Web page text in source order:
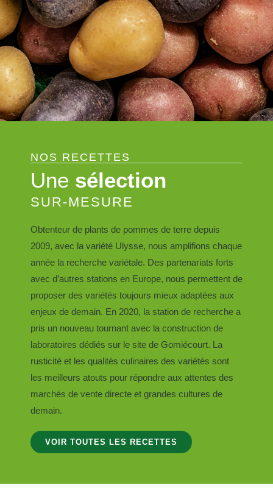
NOS RECETTES
Une sélection
SUR-MESURE
Obtenteur de plants de pommes de terre depuis
2009, avec la variété Ulysse, nous amplifions chaque
année la recherche variétale. Des partenariats forts
avec d’autres stations en Europe, nous permettent de
proposer des variétés toujours mieux adaptées aux
enjeux de demain. En 2020, la station de recherche a
pris un nouveau tournant avec la construction de
laboratoires dédiés sur le site de Gomiécourt. La
rusticité et les qualités culinaires des variétés sont
les meilleurs atouts pour répondre aux attentes des
marchés de vente directe et grandes cultures de
demain.
VOIR TOUTES LES RECETTES